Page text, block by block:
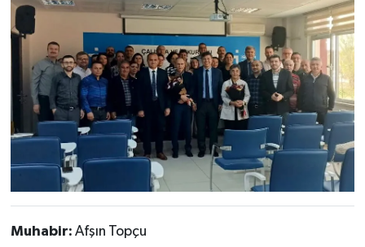
Muhabir: Afşın Topçu